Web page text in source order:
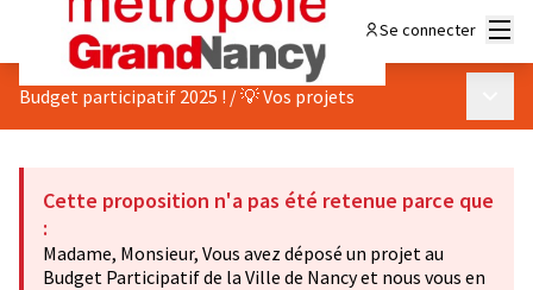
Se connecter
Budget participatif 2025 ! /💡 Vos projets
Cette proposition n'a pas été retenue parce que
:
Madame, Monsieur, Vous avez déposé un projet au
Budget Participatif de la Ville de Nancy et nous vous en